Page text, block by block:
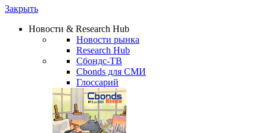
Закрыть
Новости & Research Hub
Новости рынка
Research Hub
Сбондс-ТВ
Cbonds для СМИ
Глоссарий